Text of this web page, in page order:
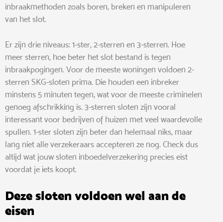
inbraakmethoden zoals boren, breken en manipuleren
van het slot.
Er zijn drie niveaus: 1-ster, 2-sterren en 3-sterren. Hoe
meer sterren, hoe beter het slot bestand is tegen
inbraakpogingen. Voor de meeste woningen voldoen 2-
sterren SKG-sloten prima. Die houden een inbreker
minstens 5 minuten tegen, wat voor de meeste criminelen
genoeg afschrikking is. 3-sterren sloten zijn vooral
interessant voor bedrijven of huizen met veel waardevolle
spullen. 1-ster sloten zijn beter dan helemaal niks, maar
lang niet alle verzekeraars accepteren ze nog. Check dus
altijd wat jouw sloten inboedelverzekering precies eist
voordat je iets koopt.
Deze sloten voldoen wel aan de
eisen